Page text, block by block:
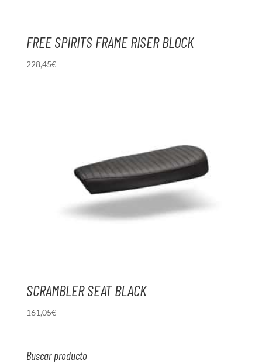
FREE SPIRITS FRAME RISER BLOCK
228,45€
SCRAMBLER SEAT BLACK
161,05€
Buscar producto